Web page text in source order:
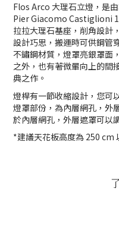
Flos Arco 大理石立燈，是
Pier Giacomo Castiglioni
拉拉大理石基座，削角設計
設計巧思，搬運時可供鋼管
不鏽鋼材質，燈罩亮銀罩面
之外，也有著微暈向上的間
典之作。
燈桿有一節收縮設計，您可
燈罩部份，為內層網孔，外
於內層網孔，外層遮罩可以
*建議天花板高度為 250 cm